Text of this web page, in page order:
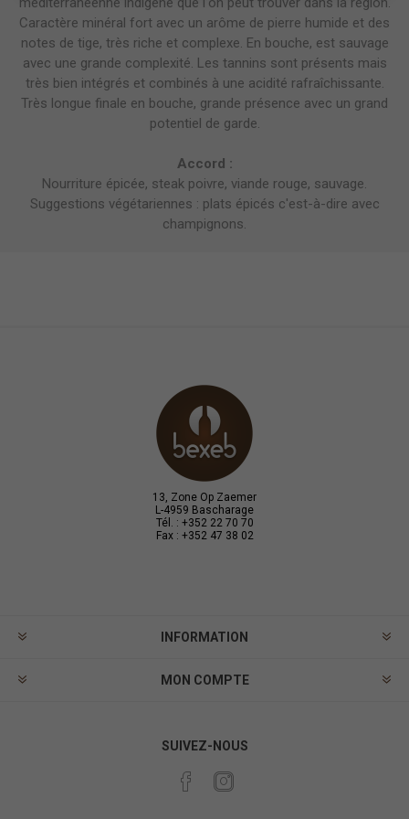
Caractère minéral fort avec un arôme de pierre humide et des
notes de tige, très riche et complexe. En bouche, est sauvage
avec une grande complexité. Les tannins sont présents mais
très bien intégrés et combinés à une acidité rafraîchissante.
Très longue finale en bouche, grande présence avec un grand
potentiel de garde.
Accord :
Nourriture épicée, steak poivre, viande rouge, sauvage.
Suggestions végétariennes : plats épicés c'est-à-dire avec
champignons.
13, Zone Op Zaemer
L-4959 Bascharage
Tél. : +352 22 70 70
Fax : +352 47 38 02
INFORMATION
MON COMPTE
SUIVEZ-NOUS